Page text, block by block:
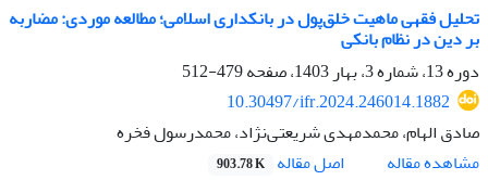
تحلیل فقهی ماهیت خلق‌پول در بانکداری اسلامی؛ مطالعه موردی: مضاربه
بر دین در نظام بانکی
دوره 13، شماره 3، بهار 1403، صفحه
479-512
10.30497/ifr.2024.246014.1882
صادق الهام، محمدمهدی شریعتی‌نژاد، محمدرسول فخره
مشاهده مقاله
اصل مقاله 903.78 K